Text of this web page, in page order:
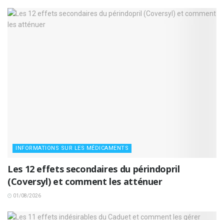
INFORMATIONS SUR LES MÉDICAMENTS
Les 12 effets secondaires du périndopril
(Coversyl) et comment les atténuer
01/08/2026